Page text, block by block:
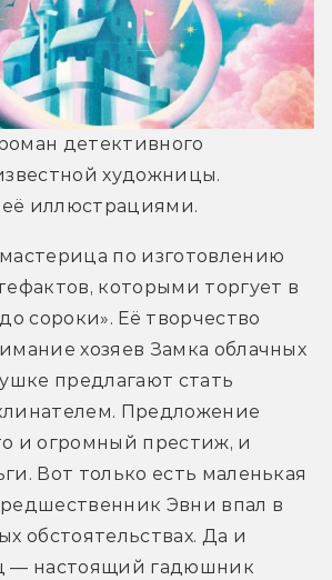
детективного
художницы.
её иллюстрациями.
по изготовлению
которыми торгует в
сороки». Её творчество
хозяев Замка облачных
предлагают стать
Предложение
и огромный престиж, и
Вот только есть маленькая
Эвни впал в
обстоятельствах. Да и
― настоящий гадюшник